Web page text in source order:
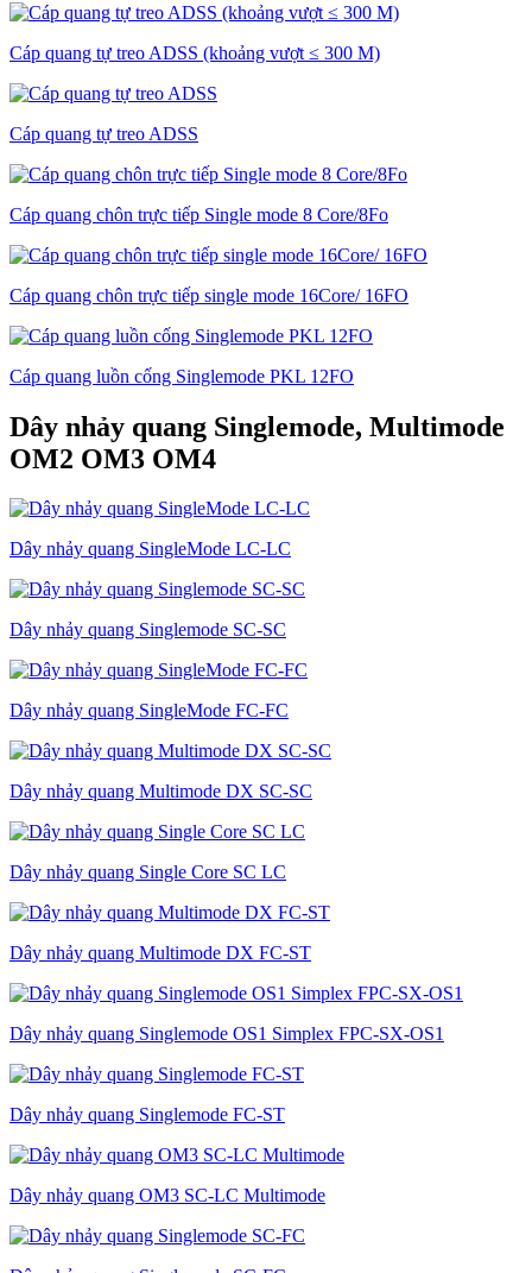
Cáp quang tự treo ADSS (khoảng vượt ≤ 300 M)
Cáp quang tự treo ADSS
Cáp quang chôn trực tiếp Single mode 8 Core/8Fo
Cáp quang chôn trực tiếp single mode 16Core/ 16FO
Cáp quang luồn cống Singlemode PKL 12FO
Dây nhảy quang Singlemode, Multimode
OM2 OM3 OM4
Dây nhảy quang SingleMode LC-LC
Dây nhảy quang Singlemode SC-SC
Dây nhảy quang SingleMode FC-FC
Dây nhảy quang Multimode DX SC-SC
Dây nhảy quang Single Core SC LC
Dây nhảy quang Multimode DX FC-ST
Dây nhảy quang Singlemode OS1 Simplex FPC-SX-OS1
Dây nhảy quang Singlemode FC-ST
Dây nhảy quang OM3 SC-LC Multimode